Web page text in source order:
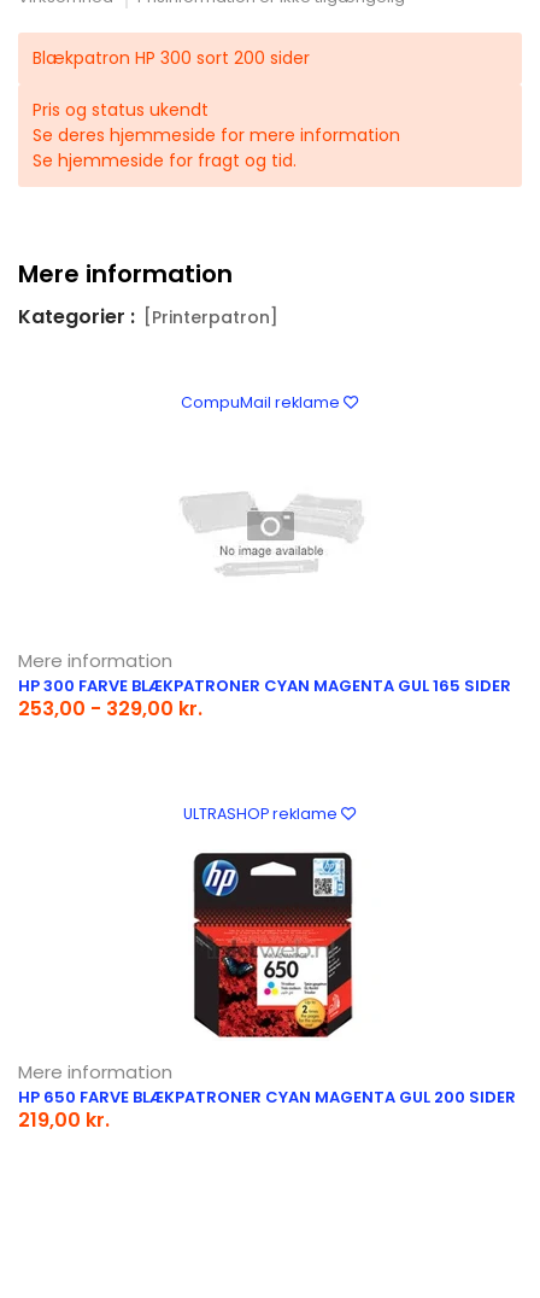
Blækpatron HP 300 sort 200 sider
Pris og status ukendt
Se deres hjemmeside for mere information
Se hjemmeside for fragt og tid.
Mere information
Kategorier : [Printerpatron]
CompuMail reklame
Mere information
HP 300 FARVE BLÆKPATRONER CYAN MAGENTA GUL 165 SIDER
253,00 - 329,00 kr.
ULTRASHOP reklame
Mere information
HP 650 FARVE BLÆKPATRONER CYAN MAGENTA GUL 200 SIDER
219,00 kr.